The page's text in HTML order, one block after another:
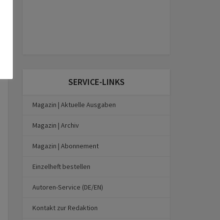
SERVICE-LINKS
Magazin | Aktuelle Ausgaben
Magazin | Archiv
Magazin | Abonnement
Einzelheft bestellen
Autoren-Service (DE/EN)
Kontakt zur Redaktion